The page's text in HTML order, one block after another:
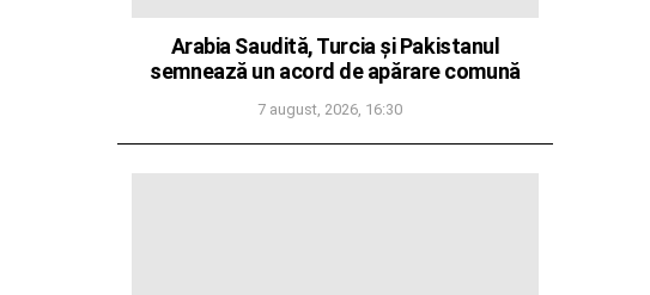
Arabia Saudită, Turcia și Pakistanul
semnează un acord de apărare comună
7 august, 2026, 16:30